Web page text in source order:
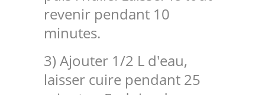
revenir pendant 10
minutes.
3) Ajouter 1/2 L d'eau,
laisser cuire pendant 25